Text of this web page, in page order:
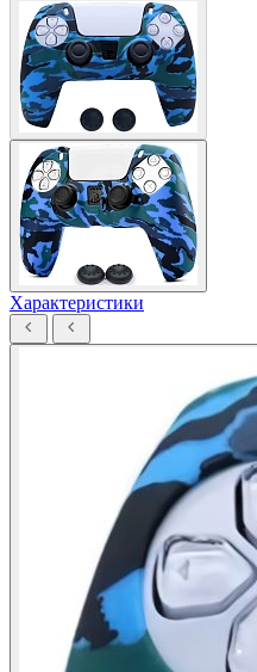
Характеристики